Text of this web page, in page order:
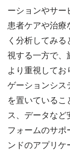
ーションやサー
患者ケアや治療
く分析してみ
視する一方で、
より重視して
ゲーションシス
を置いているこ
ス、データなど
フォームのサポ
ンドのアプリ